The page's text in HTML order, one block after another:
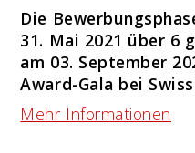
Die
31. Mai 2021 über 6
am 03. September
Award-Gala bei
Mehr Informationen